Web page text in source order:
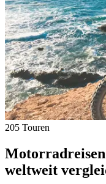
205 Touren
weltweit